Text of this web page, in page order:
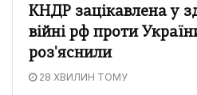
КНДР зацікавлена у
війні рф проти
роз'яснили
28 ХВИЛИН ТОМУ